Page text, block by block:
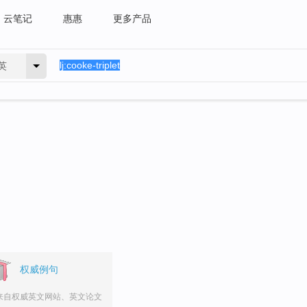
云笔记 惠惠 更多产品
权威例句
自权威英文网站、英文论文